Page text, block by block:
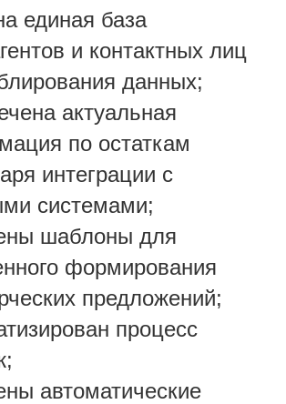
единая база
и контактных лиц
данных;
актуальная
по остаткам
интеграции с
системами;
шаблоны для
формирования
предложений;
процесс
автоматические